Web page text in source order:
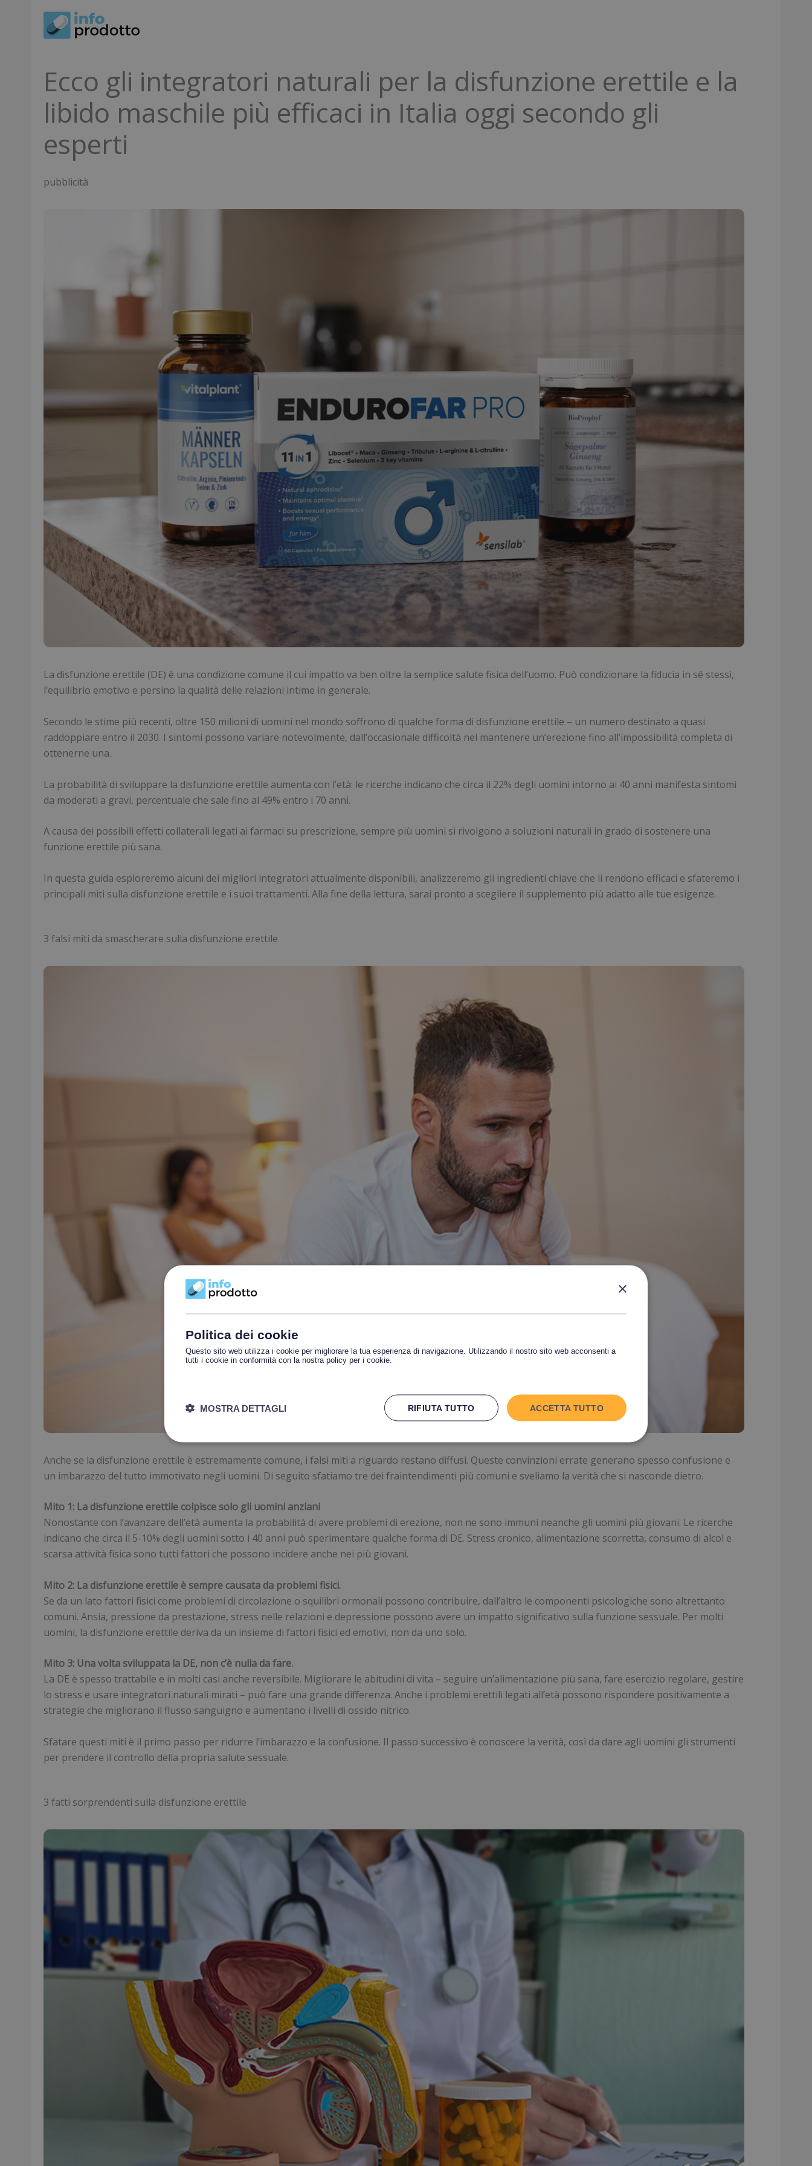
contenuto
Ecco gli integratori naturali per la disfunzione erettile e la
libido maschile più efficaci in Italia oggi secondo gli
esperti
pubblicità
La disfunzione erettile (DE) è una condizione comune il cui impatto va ben oltre la semplice salute fisica dell’uomo. Può condizionare la fiducia in sé stessi,
l’equilibrio emotivo e persino la qualità delle relazioni intime in generale.
Secondo le stime più recenti, oltre 150 milioni di uomini nel mondo soffrono di qualche forma di disfunzione erettile – un numero destinato a quasi
raddoppiare entro il 2030. I sintomi possono variare notevolmente, dall’occasionale difficoltà nel mantenere un’erezione fino all’impossibilità completa di
ottenerne una.
La probabilità di sviluppare la disfunzione erettile aumenta con l’età: le ricerche indicano che circa il 22% degli uomini intorno ai 40 anni manifesta sintomi
da moderati a gravi, percentuale che sale fino al 49% entro i 70 anni.
A causa dei possibili effetti collaterali legati ai farmaci su prescrizione, sempre più uomini si rivolgono a soluzioni naturali in grado di sostenere una
funzione erettile più sana.
In questa guida esploreremo alcuni dei migliori integratori attualmente disponibili, analizzeremo gli ingredienti chiave che li rendono efficaci e sfateremo i
principali miti sulla disfunzione erettile e i suoi trattamenti. Alla fine della lettura, sarai pronto a scegliere il supplemento più adatto alle tue esigenze.
3 falsi miti da smascherare sulla disfunzione erettile
Anche se la disfunzione erettile è estremamente comune, i falsi miti a riguardo restano diffusi. Queste convinzioni errate generano spesso confusione e
un imbarazzo del tutto immotivato negli uomini. Di seguito sfatiamo tre dei fraintendimenti più comuni e sveliamo la verità che si nasconde dietro.
Mito 1: La disfunzione erettile colpisce solo gli uomini anziani
Nonostante con l’avanzare dell’età aumenta la probabilità di avere problemi di erezione, non ne sono immuni neanche gli uomini più giovani. Le ricerche
indicano che circa il 5-10% degli uomini sotto i 40 anni può sperimentare qualche forma di DE. Stress cronico, alimentazione scorretta, consumo di alcol e
scarsa attività fisica sono tutti fattori che possono incidere anche nei più giovani.
Mito 2: La disfunzione erettile è sempre causata da problemi fisici.
Se da un lato fattori fisici come problemi di circolazione o squilibri ormonali possono contribuire, dall’altro le componenti psicologiche sono altrettanto
comuni. Ansia, pressione da prestazione, stress nelle relazioni e depressione possono avere un impatto significativo sulla funzione sessuale. Per molti
uomini, la disfunzione erettile deriva da un insieme di fattori fisici ed emotivi, non da uno solo.
Mito 3: Una volta sviluppata la DE, non c’è nulla da fare.
La DE è spesso trattabile e in molti casi anche reversibile. Migliorare le abitudini di vita – seguire un’alimentazione più sana, fare esercizio regolare, gestire
lo stress e usare integratori naturali mirati – può fare una grande differenza. Anche i problemi erettili legati all’età possono rispondere positivamente a
strategie che migliorano il flusso sanguigno e aumentano i livelli di ossido nitrico.
Sfatare questi miti è il primo passo per ridurre l’imbarazzo e la confusione. Il passo successivo è conoscere la verità, così da dare agli uomini gli strumenti
per prendere il controllo della propria salute sessuale.
3 fatti sorprendenti sulla disfunzione erettile
×
Politica dei cookie
Questo sito web utilizza i cookie per migliorare la tua esperienza di navigazione. Utilizzando il nostro sito web acconsenti a
tutti i cookie in conformità con la nostra policy per i cookie.
ACCETTA TUTTO
RIFIUTA TUTTO
MOSTRA DETTAGLI